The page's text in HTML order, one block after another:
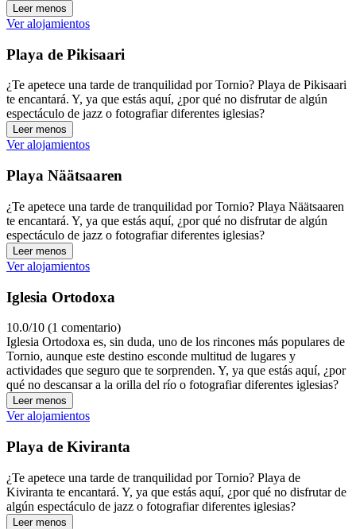
Leer menos
Ver alojamientos
Playa de Pikisaari
¿Te apetece una tarde de tranquilidad por Tornio? Playa de Pikisaari
te encantará. Y, ya que estás aquí, ¿por qué no disfrutar de algún
espectáculo de jazz o fotografiar diferentes iglesias?
Leer menos
Ver alojamientos
Playa Näätsaaren
¿Te apetece una tarde de tranquilidad por Tornio? Playa Näätsaaren
te encantará. Y, ya que estás aquí, ¿por qué no disfrutar de algún
espectáculo de jazz o fotografiar diferentes iglesias?
Leer menos
Ver alojamientos
Iglesia Ortodoxa
10.0/10 (1 comentario)
Iglesia Ortodoxa es, sin duda, uno de los rincones más populares de
Tornio, aunque este destino esconde multitud de lugares y
actividades que seguro que te sorprenden. Y, ya que estás aquí, ¿por
qué no descansar a la orilla del río o fotografiar diferentes iglesias?
Leer menos
Ver alojamientos
Playa de Kiviranta
¿Te apetece una tarde de tranquilidad por Tornio? Playa de
Kiviranta te encantará. Y, ya que estás aquí, ¿por qué no disfrutar de
algún espectáculo de jazz o fotografiar diferentes iglesias?
Leer menos